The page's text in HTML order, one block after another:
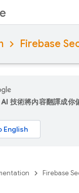
Firebase
技術將內容翻譯成你
Firebase